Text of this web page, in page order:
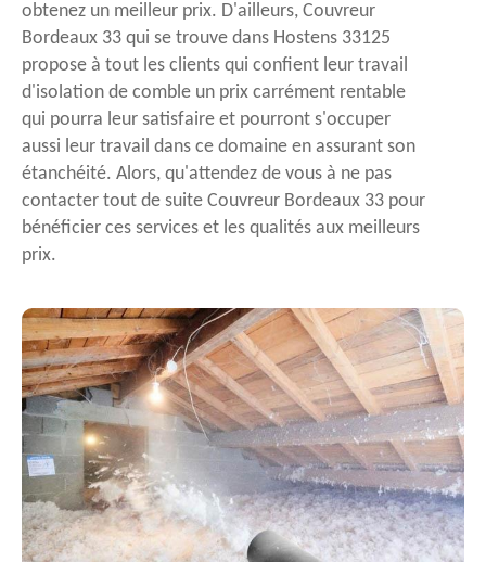
obtenez un meilleur prix. D'ailleurs, Couvreur
Bordeaux 33 qui se trouve dans Hostens 33125
propose à tout les clients qui confient leur travail
d'isolation de comble un prix carrément rentable
qui pourra leur satisfaire et pourront s'occuper
aussi leur travail dans ce domaine en assurant son
étanchéité. Alors, qu'attendez de vous à ne pas
contacter tout de suite Couvreur Bordeaux 33 pour
bénéficier ces services et les qualités aux meilleurs
prix.